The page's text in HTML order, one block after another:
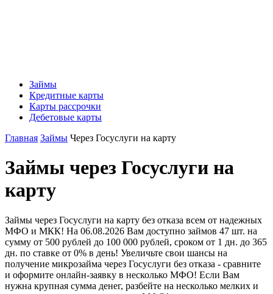
Займы
Кредитные карты
Карты рассрочки
Дебетовые карты
Главная Займы Через Госуслуги на карту
Займы через Госуслуги на
карту
Займы через Госуслуги на карту без отказа всем от надежных
МФО и МКК! На 06.08.2026 Вам доступно займов 47 шт. на
сумму от 500 рублей до 100 000 рублей, сроком от 1 дн. до 365
дн. по ставке от 0% в день! Увеличьте свои шансы на
получение микрозайма через Госуслуги без отказа - сравните
и оформите онлайн-заявку в несколько МФО! Если Вам
нужна крупная сумма денег, разбейте на несколько мелких и